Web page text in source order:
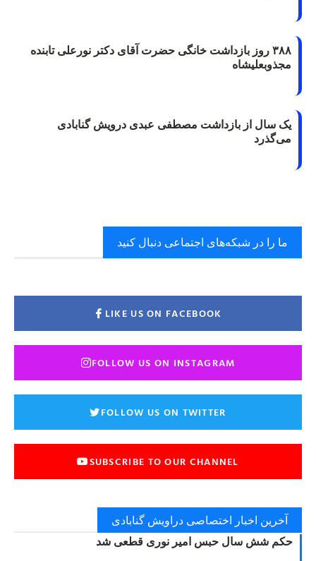
۳۸۸ روز بازداشت خانگی حضرت آقای دکتر نورعلی تابنده
مجذوبعلیشاه
یک سال از بازداشت مصطفی عبدی درویش گنابادی
می‌گذرد
ما را در شبکه‌های اجتماعی دنبال کنید
LIKE US ON FACEBOOK
FOLLOW US ON INSTAGRAM
FOLLOW US ON TWITTER
SUBSCRIBE TO OUR CHANNEL
آخرین اخبار اختصاصی دراویش گنابادی
حکم شش سال حبس امیر نوری قطعی شد